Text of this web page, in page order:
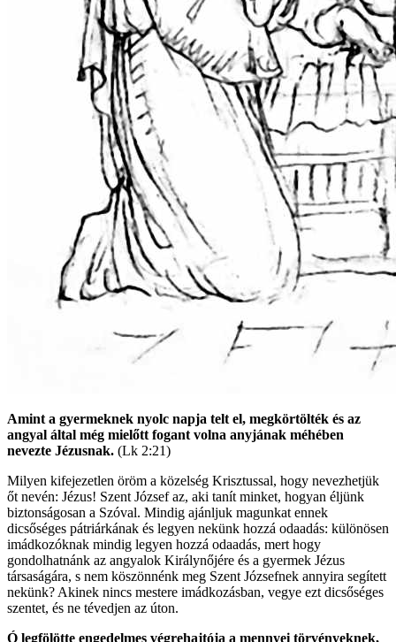
Amint a gyermeknek nyolc napja telt el, megkörtölték és az
angyal által még mielőtt fogant volna anyjának méhében
nevezte Jézusnak. (Lk 2:21)
Milyen kifejezetlen öröm a közelség Krisztussal, hogy nevezhetjük
őt nevén: Jézus! Szent József az, aki tanít minket, hogyan éljünk
biztonságosan a Szóval. Mindig ajánljuk magunkat ennek
dicsőséges pátriárkának és legyen nekünk hozzá odaadás: különösen
imádkozóknak mindig legyen hozzá odaadás, mert hogy
gondolhatnánk az angyalok Királynőjére és a gyermek Jézus
társaságára, s nem köszönnénk meg Szent Józsefnek annyira segített
nekünk? Akinek nincs mestere imádkozásban, vegye ezt dicsőséges
szentet, és ne tévedjen az úton.
Ó legfölötte engedelmes végrehajtója a mennyei törvényeknek,